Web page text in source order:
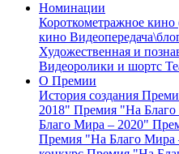
Номинации
Короткометражное кино
кино
Художественная и
Видеоролики и шортс
О Премии
История создания
2018" Премия "На
Благо Мира – 2020"
Премия "На Благо Мира